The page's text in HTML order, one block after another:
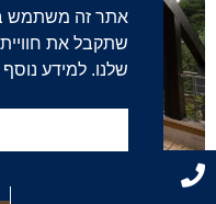
שתקבל את
שלנו. למידע